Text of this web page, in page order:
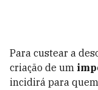
Para custear a
criação de um
incidirá para